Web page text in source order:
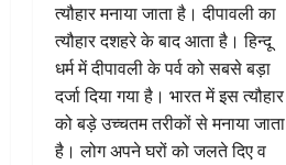
त्यौहार मनाया जाता है। दीपावली का
त्यौहार दशहरे के बाद आता है। हिन्दू
धर्म में दीपावली के पर्व को सबसे बड़ा
दर्जा दिया गया है। भारत में इस त्यौहार
को बड़े उच्चतम तरीकों से मनाया जाता
है। लोग अपने घरों को जलते दिए व